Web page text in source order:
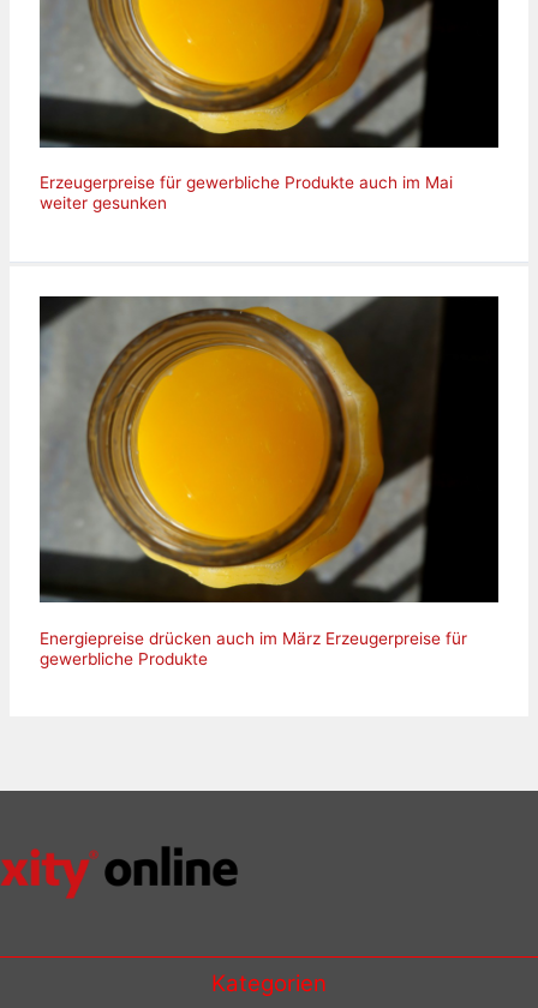
Erzeugerpreise für gewerbliche Produkte auch im Mai
weiter gesunken
Energiepreise drücken auch im März Erzeugerpreise für
gewerbliche Produkte
Kategorien